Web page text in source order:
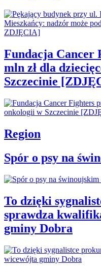
Fundacja Cancer
mln zł dla
Szczecinie
Region
Spór o psy na
To dzięki
sprawdza
gminy Dobra